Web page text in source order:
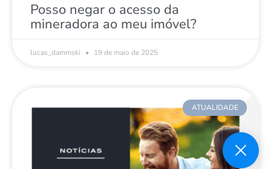
Posso negar o acesso da
mineradora ao meu imóvel?
lucas_dammski 19 de maio de 2025
ATUALIDADE